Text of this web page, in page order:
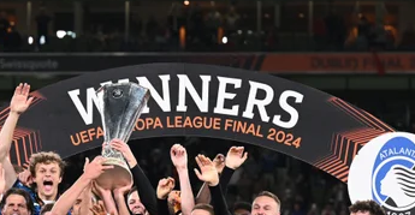
підіймають кубок Ліги Європи після перемоги
UEFA